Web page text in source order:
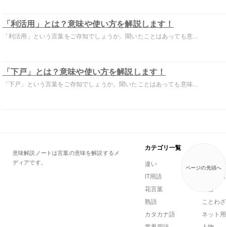
「利活用」とは？意味や使い方を解説します！
「利活用」という言葉をご存知でしょうか。聞いたことはあっても意...
「下戸」とは？意味や使い方を解説します！
「下戸」という言葉をご存知でしょうか。聞いたことはあっても意味...
ページの先頭へ
意味解説ノートは言葉の意味を解説するメ
ディアです。
カテゴリ一覧
違い
一般用語
IT用語
ビジネ
花言葉
方言
熟語
ことわ
カタカナ語
ネット